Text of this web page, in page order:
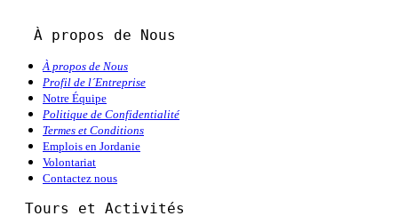
À propos de Nous
À propos de Nous
Profil de l´Entreprise
Notre Équipe
Politique de Confidentialité
Termes et Conditions
Emplois en Jordanie
Volontariat
Contactez nous
Tours et Activités